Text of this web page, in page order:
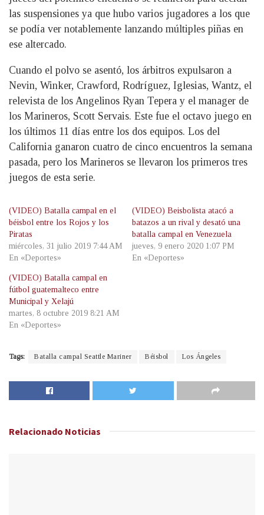
las suspensiones ya que hubo varios jugadores a los que
se podía ver notablemente lanzando múltiples piñas en
ese altercado.
Cuando el polvo se asentó, los árbitros expulsaron a
Nevin, Winker, Crawford, Rodríguez, Iglesias, Wantz, el
relevista de los Angelinos Ryan Tepera y el manager de
los Marineros, Scott Servais. Este fue el octavo juego en
los últimos 11 días entre los dos equipos. Los del
California ganaron cuatro de cinco encuentros la semana
pasada, pero los Marineros se llevaron los primeros tres
juegos de esta serie.
(VIDEO) Batalla campal en el
béisbol entre los Rojos y los
Piratas
miércoles, 31 julio 2019 7:44 AM
En «Deportes»
(VIDEO) Beisbolista atacó a
batazos a un rival y desató una
batalla campal en Venezuela
jueves, 9 enero 2020 1:07 PM
En «Deportes»
(VIDEO) Batalla campal en
fútbol guatemalteco entre
Municipal y Xelajú
martes, 8 octubre 2019 8:21 AM
En «Deportes»
Tags: Batalla campal Seattle Mariner Béisbol Los Ángeles
Relacionado Noticias